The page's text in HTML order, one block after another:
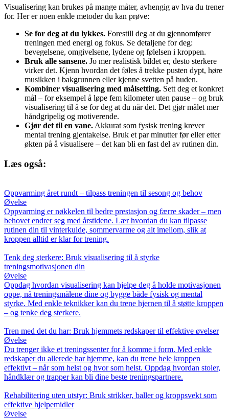
Visualisering kan brukes på mange måter, avhengig av hva du trener
for. Her er noen enkle metoder du kan prøve:
Se for deg at du lykkes. Forestill deg at du gjennomfører
treningen med energi og fokus. Se detaljene for deg:
bevegelsene, omgivelsene, lydene og følelsen i kroppen.
Bruk alle sansene. Jo mer realistisk bildet er, desto sterkere
virker det. Kjenn hvordan det føles å trekke pusten dypt, høre
musikken i bakgrunnen eller kjenne svetten på huden.
Kombiner visualisering med målsetting. Sett deg et konkret
mål – for eksempel å løpe fem kilometer uten pause – og bruk
visualisering til å se for deg at du når det. Det gjør målet mer
håndgripelig og motiverende.
Gjør det til en vane. Akkurat som fysisk trening krever
mental trening gjentakelse. Bruk et par minutter før eller etter
økten på å visualisere – det kan bli en fast del av rutinen din.
Læs også:
Oppvarming året rundt – tilpass treningen til sesong og behov
Øvelse
Oppvarming er nøkkelen til bedre prestasjon og færre skader – men
behovet endrer seg med årstidene. Lær hvordan du kan tilpasse
rutinen din til vinterkulde, sommervarme og alt imellom, slik at
kroppen alltid er klar for trening.
Tenk deg sterkere: Bruk visualisering til å styrke
treningsmotivasjonen din
Øvelse
Oppdag hvordan visualisering kan hjelpe deg å holde motivasjonen
oppe, nå treningsmålene dine og bygge både fysisk og mental
styrke. Med enkle teknikker kan du trene hjernen til å støtte kroppen
– og tenke deg sterkere.
Tren med det du har: Bruk hjemmets redskaper til effektive øvelser
Øvelse
Du trenger ikke et treningssenter for å komme i form. Med enkle
redskaper du allerede har hjemme, kan du trene hele kroppen
effektivt – når som helst og hvor som helst. Oppdag hvordan stoler,
håndklær og trapper kan bli dine beste treningspartnere.
Rehabilitering uten utstyr: Bruk strikker, baller og kroppsvekt som
effektive hjelpemidler
Øvelse